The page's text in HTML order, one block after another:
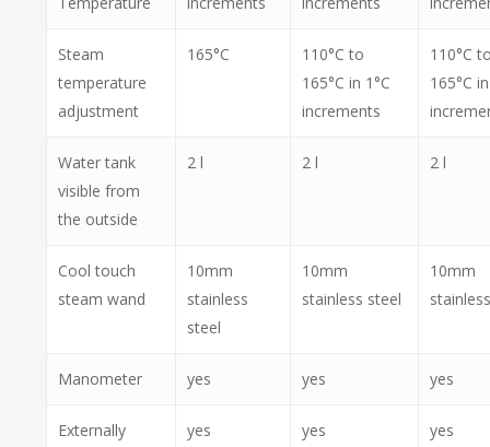
Steam
temperature
adjustment
165°C
110°C to
165°C in 1°C
increments
110°C
165°C
Water tank
visible from
the outside
2 l 2 l 2 l
Cool touch
steam wand
10mm
stainless
steel
10mm
stainless steel
10mm
Manometer yes yes yes
Externally
yes yes yes